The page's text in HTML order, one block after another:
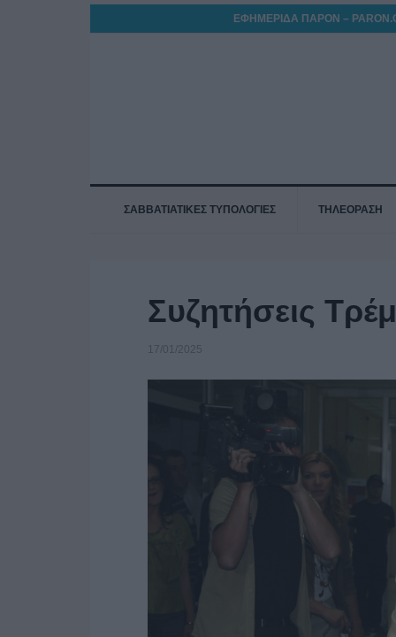
ΕΦΗΜΕΡΙΔΑ ΠΑΡΟΝ –
ΣΑΒΒΑΤΙΑΤΙΚΕΣ ΤΥΠΟΛΟΓΙΕΣ ΤΗΛΕΟΡΑΣΗ
Συζητήσεις
17/01/2025